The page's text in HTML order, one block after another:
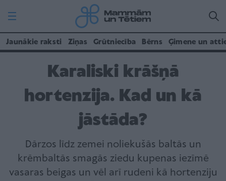
Jaunākie raksti Ziņas Grūtniecība Bērns Ģimene un
Karaliski krāšņā
hortenzija. Kad un kā
jāstāda?
Dārzos līdz zemei noliekušās baltās un
krēmbaltās smagās ziedu kupenas iezīmē
vasaras beigas un vēl arī rudeni kā hortenziju